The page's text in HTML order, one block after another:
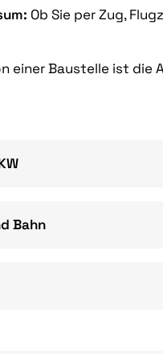
Ob Sie per Zug,
einer Baustelle ist die
Bahn